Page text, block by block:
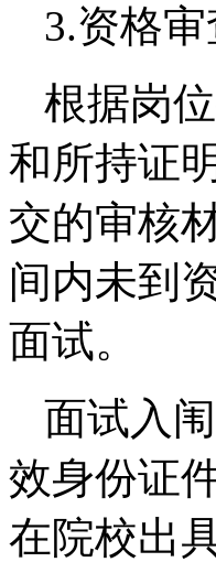
3.资格
根据岗
和所持证
交的审核
间内未到
面试。
面试入
效身份证
在院校出